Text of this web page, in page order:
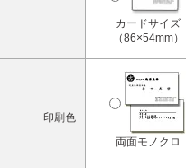
カードサイズ
（86×54mm）
印刷色
両面モノクロ